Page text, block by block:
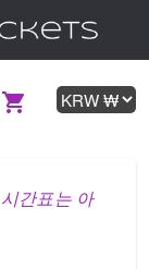
간표는 아